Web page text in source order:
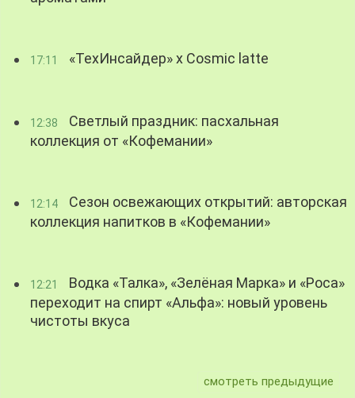
17:11 «ТехИнсайдер» х Cosmic latte
12:38
Светлый праздник: пасхальная
коллекция от «Кофемании»
12:14
Сезон освежающих открытий: авторская
коллекция напитков в «Кофемании»
12:21
Водка «Талка», «Зелёная Марка» и «Роса»
переходит на спирт «Альфа»: новый уровень
чистоты вкуса
смотреть предыдущие